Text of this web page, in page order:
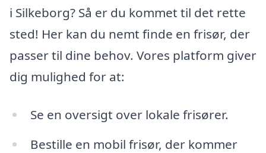
i Silkeborg? Så er du kommet til det rette
sted! Her kan du nemt finde en frisør, der
passer til dine behov. Vores platform giver
dig mulighed for at:
Se en oversigt over lokale frisører.
Bestille en mobil frisør, der kommer